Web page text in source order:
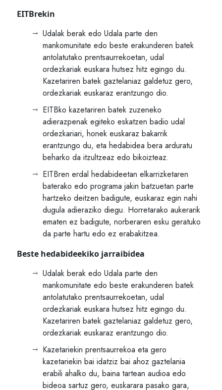
EITBrekin
Udalak berak edo Udala parte den
mankomunitate edo beste erakunderen batek
antolatutako prentsaurrekoetan, udal
ordezkariak euskara hutsez hitz egingo du.
Kazetariren batek gaztelaniaz galdetuz gero,
ordezkariak euskaraz erantzungo dio.
EITBko kazetariren batek zuzeneko
adierazpenak egiteko eskatzen badio udal
ordezkariari, honek euskaraz bakarrik
erantzungo du, eta hedabidea bera arduratu
beharko da itzultzeaz edo bikoizteaz.
EITBren erdal hedabideetan elkarrizketaren
baterako edo programa jakin batzuetan parte
hartzeko deitzen badigute, euskaraz egin nahi
dugula adieraziko diegu. Horretarako aukerarik
ematen ez badigute, norberaren esku geratuko
da parte hartu edo ez erabakitzea.
Beste hedabideekiko jarraibidea
Udalak berak edo Udala parte den
mankomunitate edo beste erakunderen batek
antolatutako prentsaurrekoetan, udal
ordezkariak euskara hutsez hitz egingo du.
Kazetariren batek gaztelaniaz galdetuz gero,
ordezkariak euskaraz erantzungo dio.
Kazetariekin prentsaurrekoa eta gero
kazetariekin bai idatziz bai ahoz gaztelania
erabili ahalko du, baina tartean audioa edo
bideoa sartuz gero, euskarara pasako gara,